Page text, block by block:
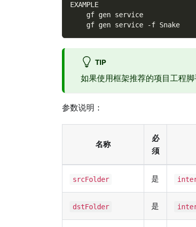
EXAMPLE
    gf gen service
    gf gen service -f Snake
TIP
如果使用框架推荐的项目工程
参数说明：
名称
必
须
srcFolder 是
dstFolder 是